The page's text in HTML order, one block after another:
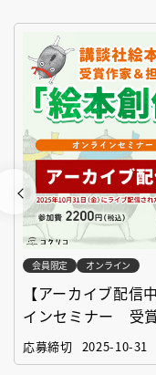
会員限定 オンライン
【アーカイブ配信
インセミナー 受
「絵本創作実践講座
応募締切 2025-10-31